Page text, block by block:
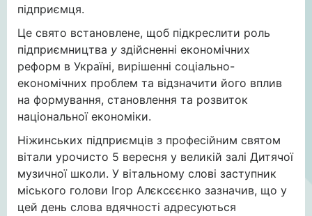
підприємця.
Це свято встановлене, щоб підкреслити роль
підприємництва у здійсненні економічних
реформ в Україні, вирішенні соціально-
економічних проблем та відзначити його вплив
на формування, становлення та розвиток
національної економіки.
Ніжинських підприємців з професійним святом
вітали урочисто 5 вересня у великій залі Дитячої
музичної школи. У вітальному слові заступник
міського голови Ігор Алєксєєнко зазначив, що у
цей день слова вдячності адресуються